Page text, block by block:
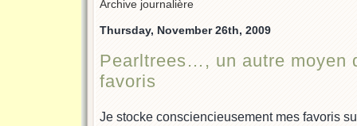
Archive journalière
Thursday, November 26th, 2009
Pearltrees…, un autre moyen
favoris
Je stocke consciencieusement mes favoris